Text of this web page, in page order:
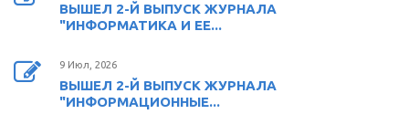
ВЫШЕЛ 2-Й ВЫПУСК ЖУРНАЛА
"ИНФОРМАТИКА И ЕЕ...
9 Июл, 2026
ВЫШЕЛ 2-Й ВЫПУСК ЖУРНАЛА
"ИНФОРМАЦИОННЫЕ...